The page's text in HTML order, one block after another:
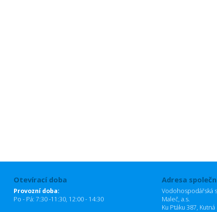
Otevírací doba
Provozní doba:
Po - Pá: 7:30 -11:30, 12:00 - 14:30
Adresa
Vodohospodářská
Maleč, a.s.
Ku Ptáku 387,